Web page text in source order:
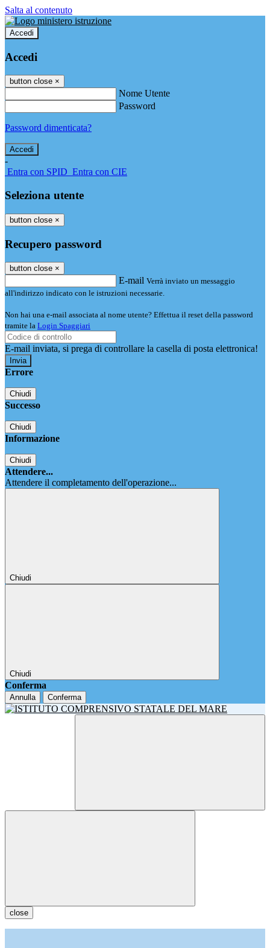
Salta al contenuto
Accedi
Accedi
button close ×
Nome Utente
Password
Password dimenticata?
-
Entra con SPID Entra con CIE
Seleziona utente
button close ×
Recupero password
button close ×
E-mail Verrà inviato un messaggio
all'indirizzo indicato con le istruzioni necessarie.
Non hai una e-mail associata al nome utente? Effettua il reset della password
tramite la Login Spaggiari
E-mail inviata, si prega di controllare la casella di posta elettronica!
Errore
Chiudi
Successo
Chiudi
Informazione
Chiudi
Attendere...
Attendere il completamento dell'operazione...
Chiudi
Chiudi
Conferma
Annulla Conferma
close